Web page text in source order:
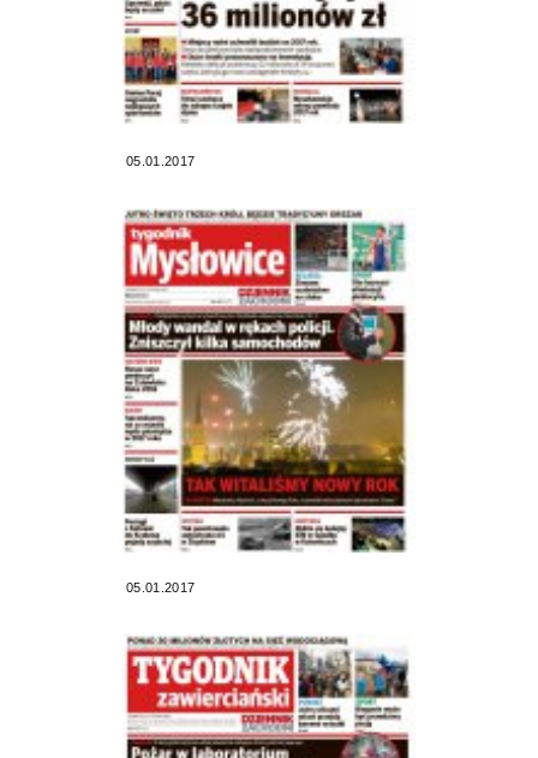
05.01.2017
05.01.2017